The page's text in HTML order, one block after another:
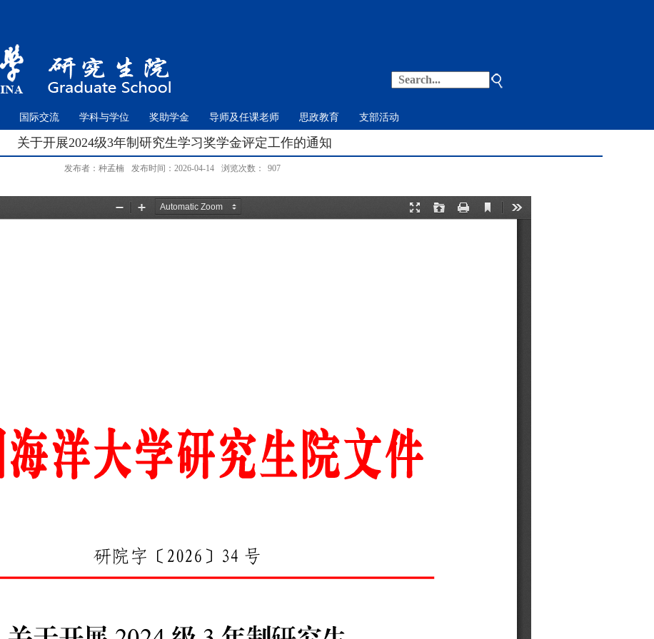
国际交流 学科与学位 奖助学金 导师及任课老师 思政教育 支部活动
关于开展2024级3年制研究生学习奖学金评定工作的通知
发布者：种孟楠 发布时间：2026-04-14 浏览次数： 907